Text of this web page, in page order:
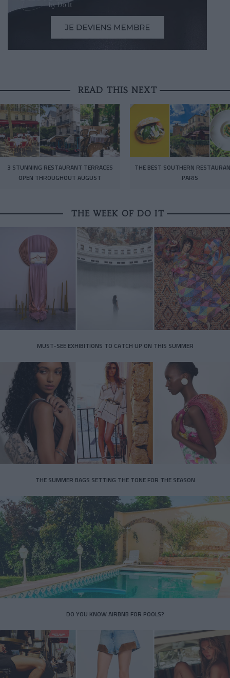
READ THIS NEXT
3 STUNNING RESTAURANT TERRACES
OPEN THROUGHOUT AUGUST
THE BEST SOUTHERN
PARIS
THE WEEK OF DO IT
MUST-SEE EXHIBITIONS TO CATCH UP ON THIS SUMMER
THE SUMMER BAGS SETTING THE TONE FOR THE SEASON
DO YOU KNOW AIRBNB FOR POOLS?